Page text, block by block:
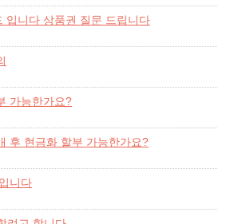
입니다 상품권 질문 드립니다
가능한가요?
후 현금화 할부 가능한가요?
니다